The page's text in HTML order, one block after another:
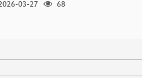
03-27
68